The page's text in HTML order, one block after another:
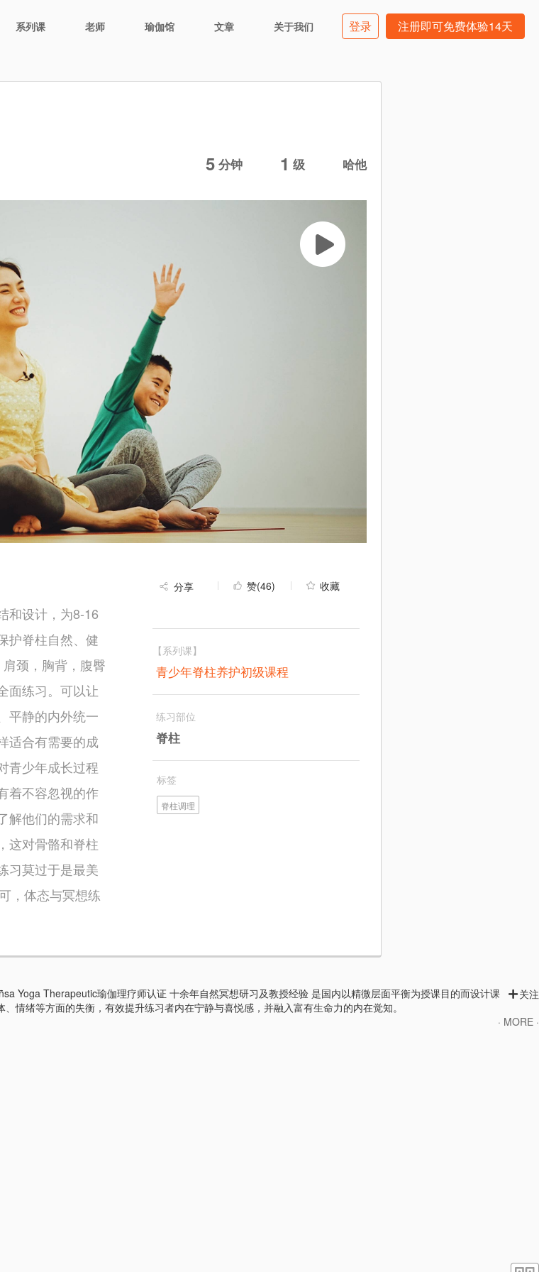
系列课 老师 瑜伽馆 文章 关于我们 登录 注册即可免费体验14天
5 分钟 1 级 哈他
和设计，为8-16
护脊柱自然、健
颈，胸背，腹臀
面练习。可以让
平静的内外统一
适合有需要的成
青少年成长过程
着不容忽视的作
解他们的需求和
这对骨骼和脊柱
习莫过于是最美
，体态与冥想练
分享 赞(46) 收藏
【系列课】
青少年脊柱养护初级课程
练习部位
脊柱
标签
脊柱调理
关注
Yoga Therapeutic瑜伽理疗师认证 十余年自然冥想研习及教授经验 是国内以精微层面平衡为授课目的而设计课
情绪等方面的失衡，有效提升练习者内在宁静与喜悦感，并融入富有生命力的内在觉知。
· MORE ·